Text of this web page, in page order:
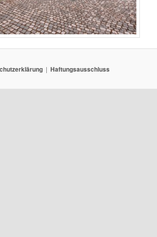
Haftungsausschluss